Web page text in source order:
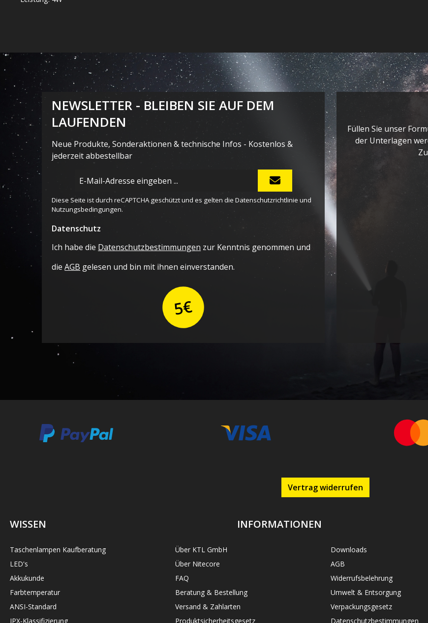
NEWSLETTER - BLEIBEN SIE AUF DEM
LAUFENDEN
Neue Produkte, Sonderaktionen & technische Infos - Kostenlos &
jederzeit abbestellbar
Mail-
Adresse
Diese Seite ist durch reCAPTCHA geschützt und es gelten dieDatenschutzrichtlinie und
Nutzungsbedingungen.
Datenschutz
Ich habe die Datenschutzbestimmungen zur Kenntnis genommen und
dieAGB gelesen und bin mit ihnen einverstanden.
5€
Füllen Sie unser
der Unterlagen
Vertrag widerrufen
WISSEN
Taschenlampen Kaufberatung
LED's
Akkukunde
Farbtemperatur
ANSI-Standard
IPX-Klassifizierung
INFORMATIONEN
Über KTL GmbH
Über Nitecore
FAQ
Beratung & Bestellung
Versand & Zahlarten
Produktsicherheitsgesetz
Downloads
AGB
Widerrufsbelehrung
Umwelt & Entsorgung
Verpackungsgesetz
Datenschutzbestimmungen